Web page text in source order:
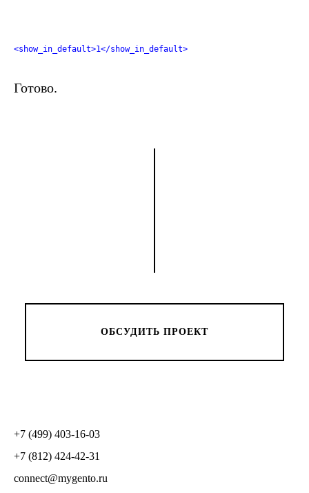
<show_in_default>1</show_in_default>
Готово.
ОБСУДИТЬ ПРОЕКТ
+7 (499) 403-16-03
+7 (812) 424-42-31
connect@mygento.ru